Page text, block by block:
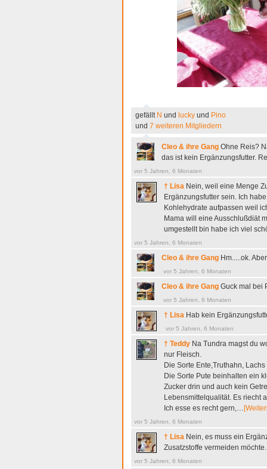
gefällt N und lucky und Pino
und 7 weiteren Mitgliedern
Cleo & ihre Gang Ohne Reis?
das ist kein Ergänzungsfutter.
vor 5 Jahren, 6 Monaten
† Lisa Nein, weil eine Menge
Ergänzungsfutter sein. Ich
Kohlehydrate aufpassen weil
Mama will eine Ausschlußdiät
umgestellt bin habe ich viel
vor 5 Jahren, 6 Monaten
Cleo & ihre Gang Hm.....ok.
vor 5 Jahren, 6 Monaten
Cleo & ihre Gang Guck mal bei
vor 5 Jahren, 6 Monaten
† Lisa Hab kein
vor 5 Jahren, 6 Monaten
† Teddy Na Tundra magst du
nur Fleisch.
Die Sorte Ente,Truthahn,
Die Sorte Pute beinhalten ein
Zucker drin und auch kein
Lebensmittelqualität. Es riecht
Ich esse es recht gern,…
vor 5 Jahren, 6 Monaten
† Lisa Nein, es muss ein
Zusatzstoffe vermeiden möchte.
vor 5 Jahren, 6 Monaten